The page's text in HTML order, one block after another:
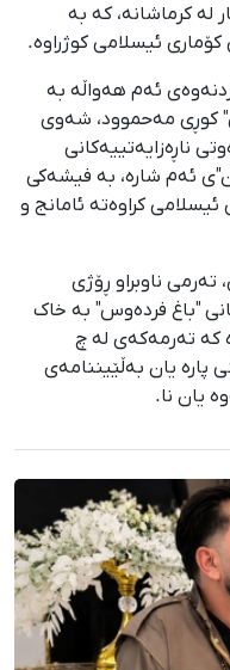
لە ١٨ی بەفرانبار لە کرماشانە، کە بە
ئیسلامی کوژراوە.
ئەم هەواڵە بە
کوڕی مەحموود، شەوی
بەفرانباری ١٤٠٤، لە ڕەوتی ناڕەزایەتییەکانی
ئەم شارە، بە فیشەکی
کراوەتە ئامانج و
ناوبراو ڕۆژی
١٤٠٤، لە گۆڕستانی "باغ فردەوس" بە خاک
کە تەرمەکەی لە چ
پارە یان بەڵێیننامەی
یان نا.